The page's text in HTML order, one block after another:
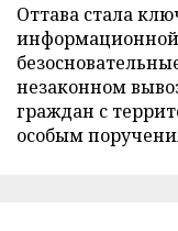
Оттава стала
незаконном
граждан с
особым